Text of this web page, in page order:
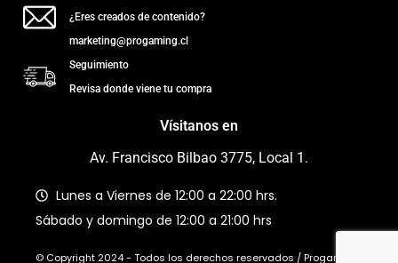
¿Eres creados de contenido?
marketing@progaming.cl
Seguimiento
Revisa donde viene tu compra
Vísitanos en
Av. Francisco Bilbao 3775, Local 1.
Lunes a Viernes de 12:00 a 22:00 hrs.
Sábado y domingo de 12:00 a 21:00 hrs
© Copyright 2024 - Todos los derechos reservados / Progaming